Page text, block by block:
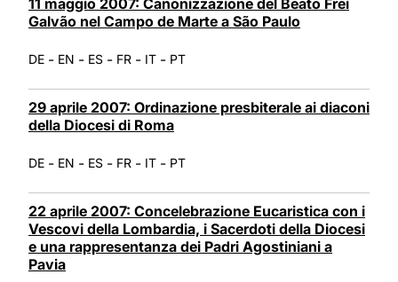
Galvão nel Campo de Marte a São Paulo
DE - EN - ES - FR - IT - PT
29 aprile 2007: Ordinazione presbiterale ai diaconi
della Diocesi di Roma
DE - EN - ES - FR - IT - PT
22 aprile 2007: Concelebrazione Eucaristica con i
Vescovi della Lombardia, i Sacerdoti della Diocesi
e una rappresentanza dei Padri Agostiniani a
Pavia